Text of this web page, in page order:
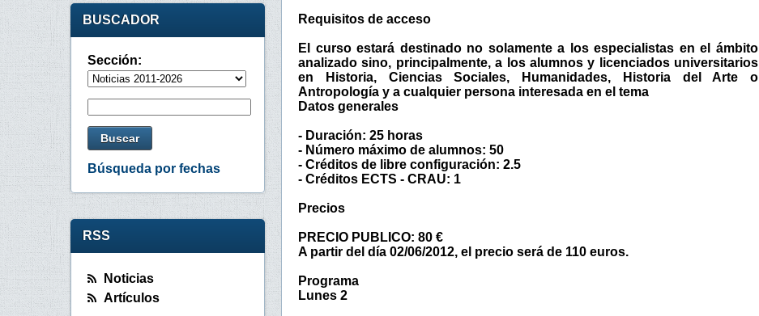
Requisitos de acceso
El curso estará destinado no solamente a los especialistas en el ámbito
analizado sino, principalmente, a los alumnos y licenciados universitarios
en Historia, Ciencias Sociales, Humanidades, Historia del Arte o
Antropología y a cualquier persona interesada en el tema
Datos generales
- Duración: 25 horas
- Número máximo de alumnos: 50
- Créditos de libre configuración: 2.5
- Créditos ECTS - CRAU: 1
Precios
PRECIO PUBLICO: 80 €
A partir del día 02/06/2012, el precio será de 110 euros.
Programa
Lunes 2
BUSCADOR
Sección:
Búsqueda por fechas
RSS
Noticias
Artículos